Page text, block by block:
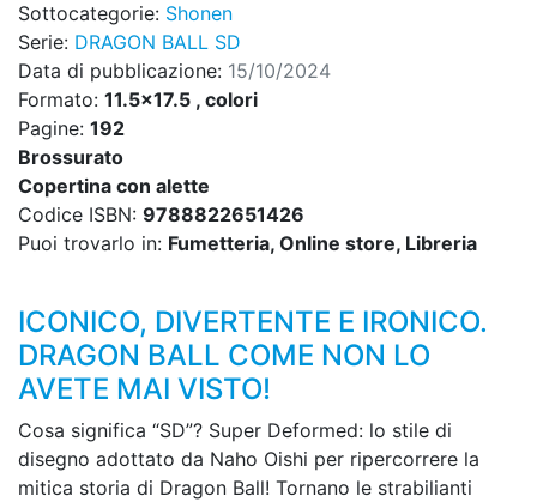
Sottocategorie: Shonen
Serie: DRAGON BALL SD
Data di pubblicazione: 15/10/2024
Formato: 11.5x17.5 , colori
Pagine: 192
Brossurato
Copertina con alette
Codice ISBN: 9788822651426
Puoi trovarlo in: Fumetteria, Online store, Libreria
ICONICO, DIVERTENTE E IRONICO.
DRAGON BALL COME NON LO
AVETE MAI VISTO!
Cosa significa “SD”? Super Deformed: lo stile di
disegno adottato da Naho Oishi per ripercorrere la
mitica storia di Dragon Ball! Tornano le strabilianti